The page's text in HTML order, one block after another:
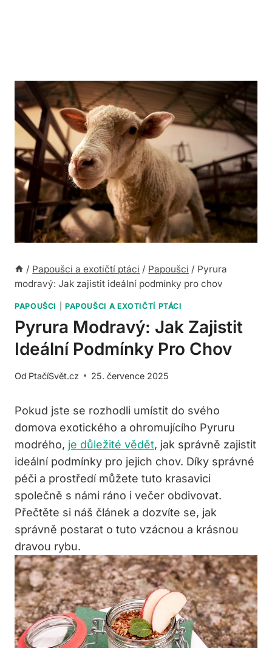
/ Papoušci a exotičtí ptáci / Papoušci / Pyrura
modravý: Jak zajistit ideální podmínky pro chov
PAPOUŠCI PAPOUŠCI A EXOTIČTÍ PTÁCI
Pyrura Modravý: Jak Zajistit
Ideální Podmínky Pro Chov
Od PtačíSvět.cz 25. července 2025
Pokud jste se rozhodli umístit do svého⁤
domova exotického a ohromujícího Pyruru
modrého, je důležité vědět, jak správně zajistit‍
ideální⁣ podmínky pro jejich‍ chov. Díky správné
péči a prostředí můžete‌ tuto krasavici
společně s námi‌ ráno i večer obdivovat.
Přečtěte ⁣si náš‌ článek a dozvíte se,⁣ jak
správně postarat ⁣o tuto vzácnou a ‌krásnou
dravou rybu.